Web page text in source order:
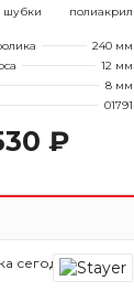
шубки
полиакрил
240 мм
12 мм
8 мм
01791
₽
сегодня